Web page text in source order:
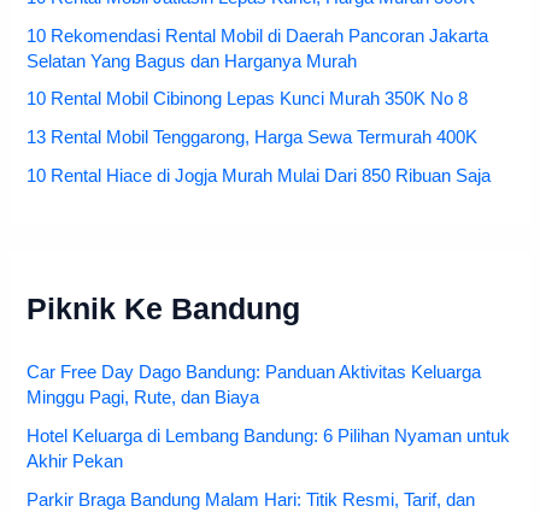
10 Rekomendasi Rental Mobil di Daerah Pancoran Jakarta
Selatan Yang Bagus dan Harganya Murah
10 Rental Mobil Cibinong Lepas Kunci Murah 350K No 8
13 Rental Mobil Tenggarong, Harga Sewa Termurah 400K
10 Rental Hiace di Jogja Murah Mulai Dari 850 Ribuan Saja
Piknik Ke Bandung
Car Free Day Dago Bandung: Panduan Aktivitas Keluarga
Minggu Pagi, Rute, dan Biaya
Hotel Keluarga di Lembang Bandung: 6 Pilihan Nyaman untuk
Akhir Pekan
Parkir Braga Bandung Malam Hari: Titik Resmi, Tarif, dan